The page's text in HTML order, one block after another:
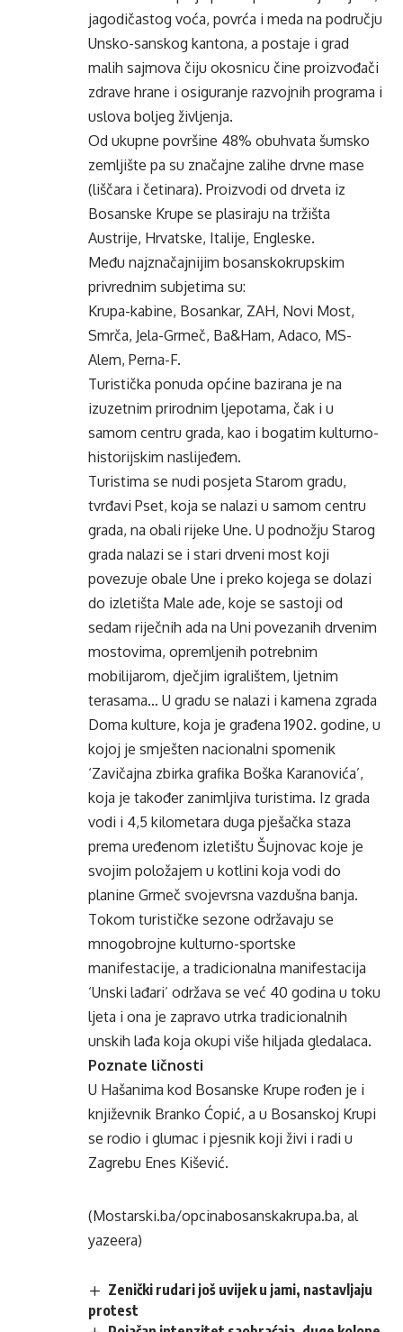
jagodičastog voća, povrća i meda na području
Unsko-sanskog kantona, a postaje i grad
malih sajmova čiju okosnicu čine proizvođači
zdrave hrane i osiguranje razvojnih programa i
uslova boljeg življenja.
Od ukupne površine 48% obuhvata šumsko
zemljište pa su značajne zalihe drvne mase
(liščara i četinara). Proizvodi od drveta iz
Bosanske Krupe se plasiraju na tržišta
Austrije, Hrvatske, Italije, Engleske.
Među najznačajnijim bosanskokrupskim
privrednim subjetima su:
Krupa-kabine, Bosankar, ZAH, Novi Most,
Smrča, Jela-Grmeč, Ba&Ham, Adaco, MS-
Alem, Perna-F.
Turistička ponuda općine bazirana je na
izuzetnim prirodnim ljepotama, čak i u
samom centru grada, kao i bogatim kulturno-
historijskim naslijeđem.
Turistima se nudi posjeta Starom gradu,
tvrđavi Pset, koja se nalazi u samom centru
grada, na obali rijeke Une. U podnožju Starog
grada nalazi se i stari drveni most koji
povezuje obale Une i preko kojega se dolazi
do izletišta Male ade, koje se sastoji od
sedam riječnih ada na Uni povezanih drvenim
mostovima, opremljenih potrebnim
mobilijarom, dječjim igralištem, ljetnim
terasama… U gradu se nalazi i kamena zgrada
Doma kulture, koja je građena 1902. godine, u
kojoj je smješten nacionalni spomenik
‘Zavičajna zbirka grafika Boška Karanovića’,
koja je također zanimljiva turistima. Iz grada
vodi i 4,5 kilometara duga pješačka staza
prema uređenom izletištu Šujnovac koje je
svojim položajem u kotlini koja vodi do
planine Grmeč svojevrsna vazdušna banja.
Tokom turističke sezone održavaju se
mnogobrojne kulturno-sportske
manifestacije, a tradicionalna manifestacija
‘Unski lađari’ održava se već 40 godina u toku
ljeta i ona je zapravo utrka tradicionalnih
unskih lađa koja okupi više hiljada gledalaca.
Poznate ličnosti
U Hašanima kod Bosanske Krupe rođen je i
književnik Branko Ćopić, a u Bosanskoj Krupi
se rodio i glumac i pjesnik koji živi i radi u
Zagrebu Enes Kišević.
(Mostarski.ba/opcinabosanskakrupa.ba, al
yazeera)
Zenički rudari još uvijek u jami, nastavljaju
protest